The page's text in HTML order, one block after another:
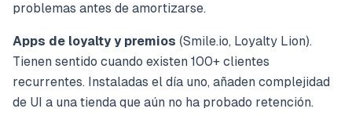
problemas antes de amortizarse.
Apps de loyalty y premios (Smile.io, Loyalty Lion).
Tienen sentido cuando existen 100+ clientes
recurrentes. Instaladas el día uno, añaden complejidad
de UI a una tienda que aún no ha probado retención.